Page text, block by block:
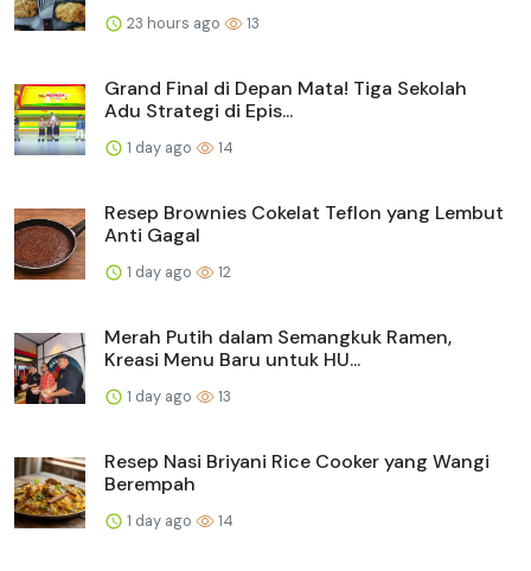
23 hours ago 13
Grand Final di Depan Mata! Tiga Sekolah
Adu Strategi di Epis...
1 day ago 14
Resep Brownies Cokelat Teflon yang Lembut
Anti Gagal
1 day ago 12
Merah Putih dalam Semangkuk Ramen,
Kreasi Menu Baru untuk HU...
1 day ago 13
Resep Nasi Briyani Rice Cooker yang Wangi
Berempah
1 day ago 14